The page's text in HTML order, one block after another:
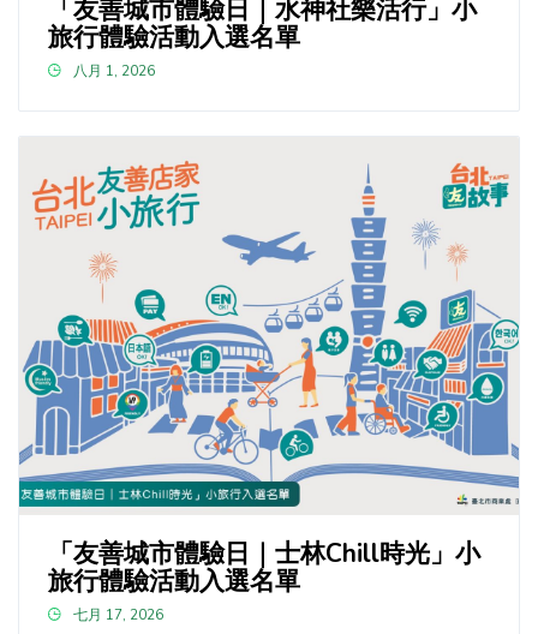
「友善城市體驗日｜水神社樂活行」小
旅行體驗活動入選名單
八月 1, 2026
「友善城市體驗日｜士林Chill時光」小
旅行體驗活動入選名單
七月 17, 2026